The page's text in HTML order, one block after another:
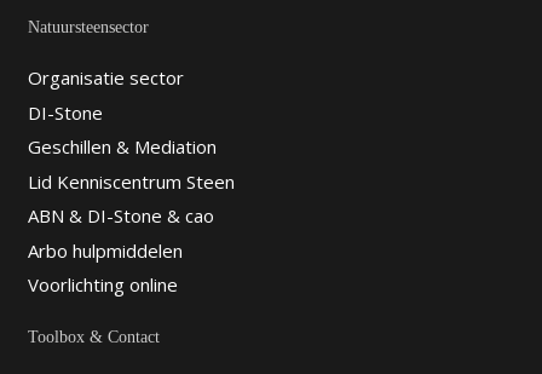
Natuursteensector
Organisatie sector
DI-Stone
Geschillen & Mediation
Lid Kenniscentrum Steen
ABN & DI-Stone & cao
Arbo hulpmiddelen
Voorlichting online
Toolbox & Contact